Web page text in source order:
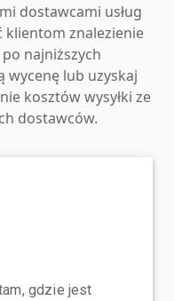
dostawcami usług
klientom znalezienie
najniższych
wycenę lub uzyskaj
kosztów wysyłki ze
dostawców.
gdzie jest